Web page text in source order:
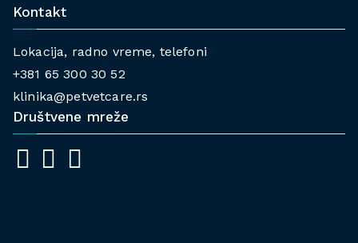
Kontakt
Lokacija, radno vreme, telefoni
+381 65 300 30 52
klinika@petvetcare.rs
Društvene mreže